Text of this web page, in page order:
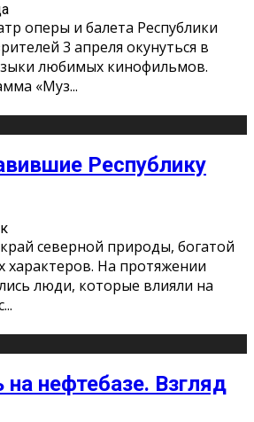
оперы и балета Республики
3 апреля окунуться в
любимых кинофильмов.
«Муз...
Республику
северной природы, богатой
характеров. На протяжении
люди, которые влияли на
...
на нефтебазе. Взгляд